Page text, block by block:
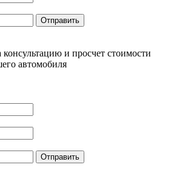
Отправить
консультацию и просчет стоимости
автомобиля
Отправить